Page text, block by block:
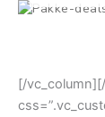
[/